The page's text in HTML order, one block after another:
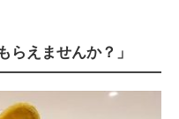
らえませんか？」